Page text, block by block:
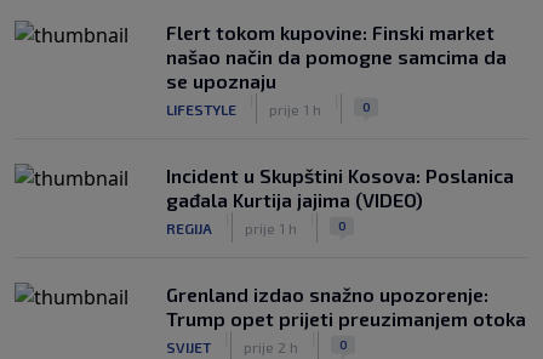
Flert tokom kupovine: Finski market
našao način da pomogne samcima da
se upoznaju
LIFESTYLE prije 1 h 0
Incident u Skupštini Kosova: Poslanica
gađala Kurtija jajima (VIDEO)
REGIJA prije 1 h 0
Grenland izdao snažno upozorenje:
Trump opet prijeti preuzimanjem otoka
SVIJET prije 2 h 0